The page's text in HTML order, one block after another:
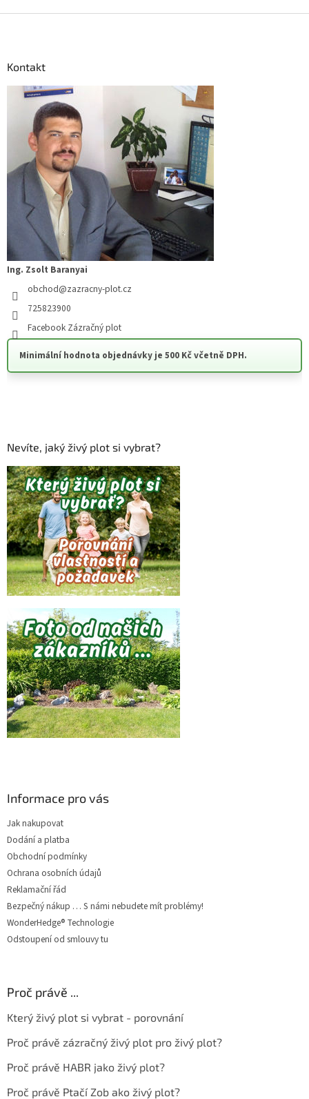
Kontakt
Ing. Zsolt Baranyai
obchod@zazracny-plot.cz
725823900
Facebook Zázračný plot
Minimální hodnota objednávky je 500 Kč včetně DPH.
Nevíte, jaký živý plot si vybrat?
Informace pro vás
Jak nakupovat
Dodání a platba
Obchodní podmínky
Ochrana osobních údajů
Reklamační řád
Bezpečný nákup … S námi nebudete mít problémy!
WonderHedge® Technologie
Odstoupení od smlouvy tu
Proč právě ...
Který živý plot si vybrat - porovnání
Proč právě zázračný živý plot pro živý plot?
Proč právě HABR jako živý plot?
Proč právě Ptačí Zob ako živý plot?